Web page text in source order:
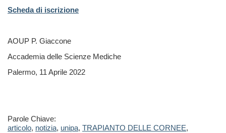
Scheda di iscrizione
AOUP P. Giaccone
Accademia delle Scienze Mediche
Palermo, 11 Aprile 2022
Parole Chiave:
articolo, notizia, unipa, TRAPIANTO DELLE CORNEE,